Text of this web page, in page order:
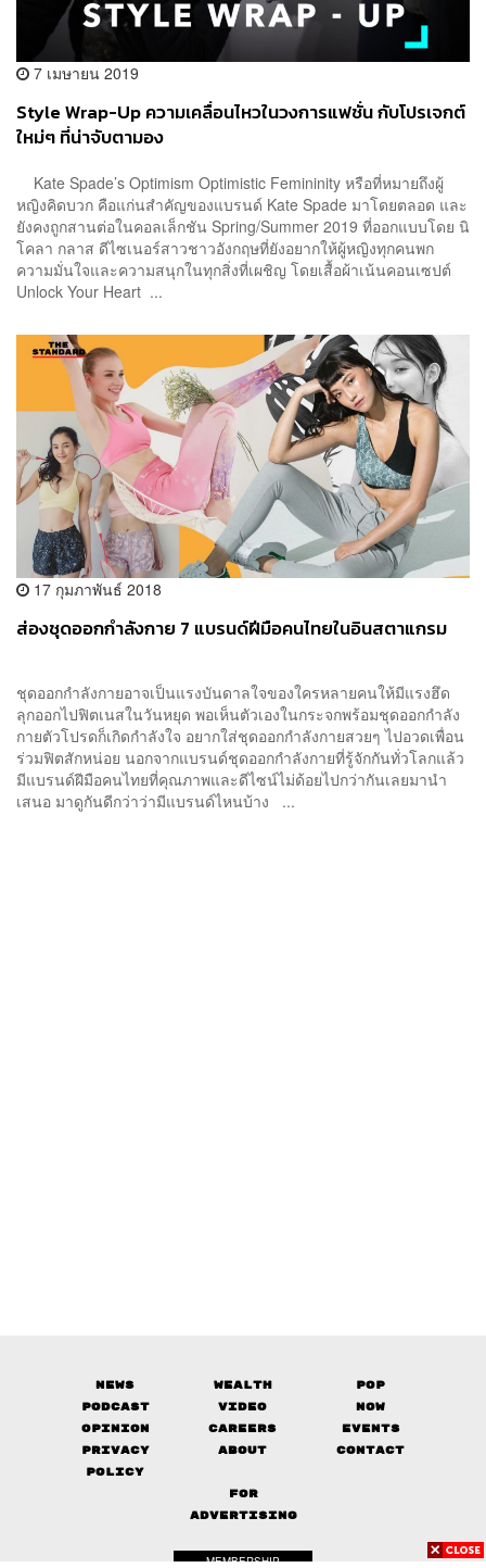
7 เมษายน 2019
Style Wrap-Up ความเคลื่อนไหวในวงการแฟชั่น กับโปรเจกต์
ใหม่ๆ ที่น่าจับตามอง
Kate Spade’s Optimism Optimistic Femininity หรือที่หมายถึงผู้
หญิงคิดบวก คือแก่นสำคัญของแบรนด์ Kate Spade มาโดยตลอด และ
ยังคงถูกสานต่อในคอลเล็กชัน Spring/Summer 2019 ที่ออกแบบโดย นิ
โคลา กลาส ดีไซเนอร์สาวชาวอังกฤษที่ยังอยากให้ผู้หญิงทุกคนพก
ความมั่นใจและความสนุกในทุกสิ่งที่เผชิญ โดยเสื้อผ้าเน้นคอนเซปต์
Unlock Your Heart ...
17 กุมภาพันธ์ 2018
ส่องชุดออกกำลังกาย 7 แบรนด์ฝีมือคนไทยในอินสตาแกรม
ชุดออกกำลังกายอาจเป็นแรงบันดาลใจของใครหลายคนให้มีแรงฮึด
ลุกออกไปฟิตเนสในวันหยุด พอเห็นตัวเองในกระจกพร้อมชุดออกกำลัง
กายตัวโปรดก็เกิดกำลังใจ อยากใส่ชุดออกกำลังกายสวยๆ ไปอวดเพื่อน
ร่วมฟิตสักหน่อย นอกจากแบรนด์ชุดออกกำลังกายที่รู้จักกันทั่วโลกแล้ว
มีแบรนด์ฝีมือคนไทยที่คุณภาพและดีไซน์ไม่ด้อยไปกว่ากันเลยมานำ
เสนอ มาดูกันดีกว่าว่ามีแบรนด์ไหนบ้าง ...
News Wealth
Pop
Podcast
Video
Now
Opinion
Careers
Events
Privacy
Policy
About Contact
FOR
ADVERTISING
MEMBERSHIP